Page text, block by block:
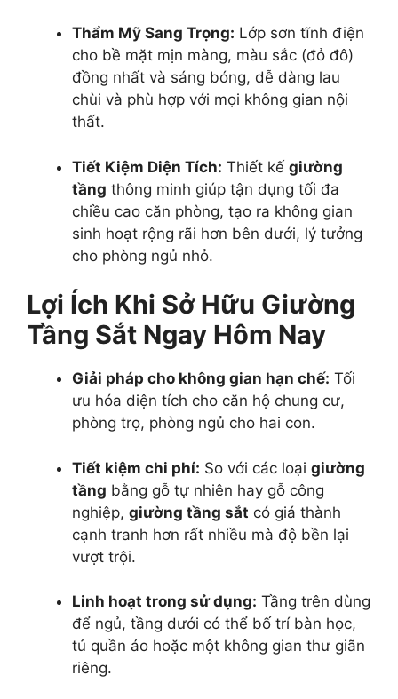
Thẩm Mỹ Sang Trọng: Lớp sơn tĩnh điện
cho bề mặt mịn màng, màu sắc (đỏ đô)
đồng nhất và sáng bóng, dễ dàng lau
chùi và phù hợp với mọi không gian nội
thất.
Tiết Kiệm Diện Tích: Thiết kế giường
tầng thông minh giúp tận dụng tối đa
chiều cao căn phòng, tạo ra không gian
sinh hoạt rộng rãi hơn bên dưới, lý tưởng
cho phòng ngủ nhỏ.
Lợi Ích Khi Sở Hữu Giường
Tầng Sắt Ngay Hôm Nay
Giải pháp cho không gian hạn chế: Tối
ưu hóa diện tích cho căn hộ chung cư,
phòng trọ, phòng ngủ cho hai con.
Tiết kiệm chi phí: So với các loại giường
tầng bằng gỗ tự nhiên hay gỗ công
nghiệp, giường tầng sắt có giá thành
cạnh tranh hơn rất nhiều mà độ bền lại
vượt trội.
Linh hoạt trong sử dụng: Tầng trên dùng
để ngủ, tầng dưới có thể bố trí bàn học,
tủ quần áo hoặc một không gian thư giãn
riêng.